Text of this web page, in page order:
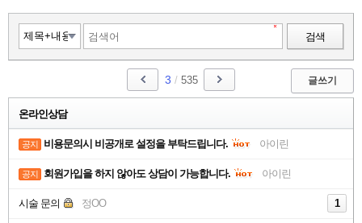
검색
3 /535 글쓰기
온라인상담
공지 비용문의시 비공개로 설정을 부탁드립니다. 아이린
공지 회원가입을 하지 않아도 상담이 가능합니다. 아이린
시술 문의 정OO 1